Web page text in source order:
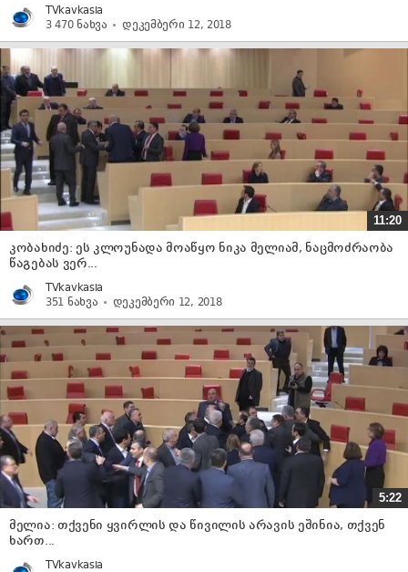
TVkavkasia
3 470 ნახვა
დეკემბერი 12, 2018
11:20
კობახიძე: ეს კლოუნადა მოაწყო ნიკა მელიამ, ნაცმოძრაობა
წაგებას ვერ...
TVkavkasia
351 ნახვა
დეკემბერი 12, 2018
5:22
მელია: თქვენი ყვირლის და წივილის არავის ეშინია, თქვენ
ხართ...
TVkavkasia